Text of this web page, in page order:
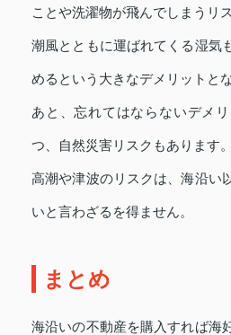
ことや洗濯物が飛んでしまうリ
潮風とともに運ばれてくる湿気
めるという大きなデメリットと
あと、忘れてはならないデメ
つ、自然災害リスクもあります。
高潮や津波のリスクは、海沿い
いと言わざるを得ません。
まとめ
海沿いの不動産を購入すれば海